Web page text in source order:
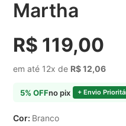
Martha
R$ 119,00
em até 12x de R$ 12,06
5% OFFno pix + Envio
Cor: Branco